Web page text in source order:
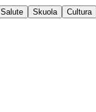
Salute Skuola Cultura